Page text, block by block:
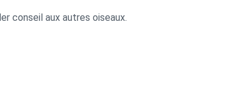
conseil aux autres oiseaux.